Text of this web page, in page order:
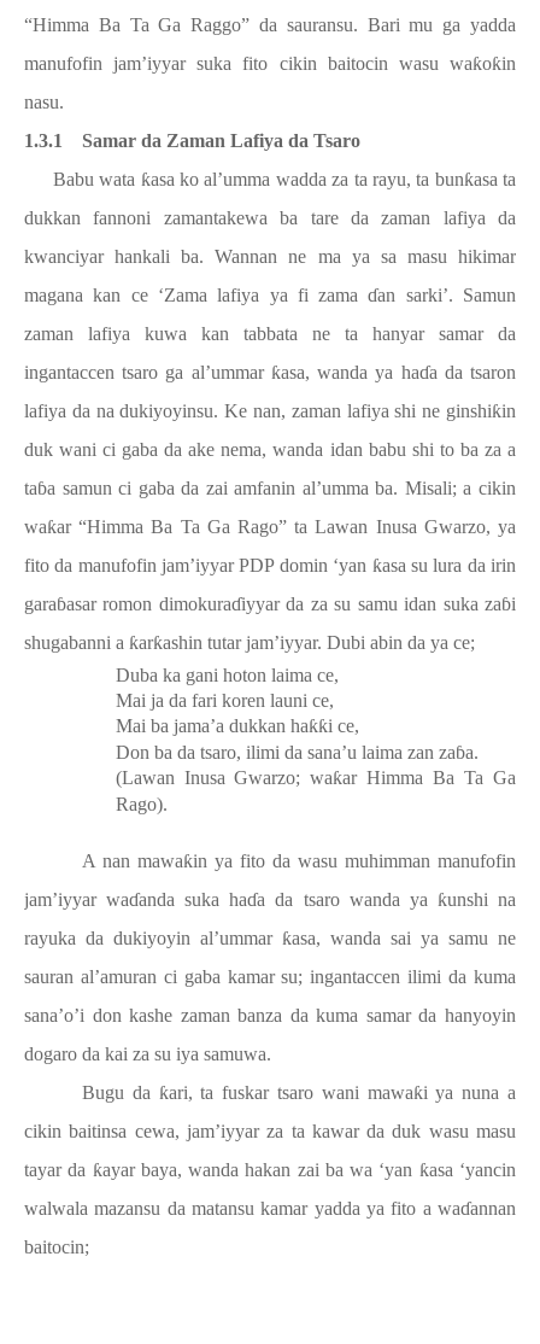
“Himma Ba Ta Ga Raggo” da sauransu. Bari mu ga yadda
manufofin jam’iyyar suka fito cikin baitocin wasu waƙoƙin
nasu.
1.3.1
Samar da Zaman Lafiya da Tsaro
Babu wata ƙasa ko al’umma wadda za ta rayu, ta bunƙasa ta
dukkan fannoni zamantakewa ba tare da zaman lafiya da
kwanciyar hankali ba. Wannan ne ma ya sa masu hikimar
magana kan ce ‘Zama lafiya ya fi zamaɗan sarki’. Samun
zaman lafiya kuwa kan tabbata ne ta hanyar samar da
ingantaccen tsaro ga al’ummar ƙasa, wanda ya haɗa da tsaron
lafiya da na dukiyoyinsu. Ke nan, zaman lafiya shi ne ginshiƙin
duk wani ci gaba da ake nema, wanda idan babu shi to ba za a
taɓa samun ci gaba da zai amfanin al’umma ba. Misali; a cikin
waƙar “Himma Ba Ta Ga Rago” ta Lawan Inusa Gwarzo, ya
fito da manufofin jam’iyyar PDP domin ‘yan ƙasa su lura da irin
garaɓasar romon dimokuraɗiyyar da za su samu idan suka zaɓi
shugabanni a ƙarƙashin tutar jam’iyyar. Dubi abin da ya ce;
Duba ka gani hoton laima ce,
Mai ja da fari koren launi ce,
Mai ba jama’a dukkan haƙƙi ce,
Don ba da tsaro, ilimi da sana’u laima zan zaɓa.
(Lawan Inusa Gwarzo; waƙar Himma Ba Ta Ga
Rago).
A nan mawaƙin ya fito da wasu muhimman manufofin
jam’iyyar waɗanda suka haɗa da tsaro wanda ya ƙunshi na
rayuka da dukiyoyin al’ummar ƙasa, wanda sai ya samu ne
sauran al’amuran ci gaba kamar su; ingantaccen ilimi da kuma
sana’o’i don kashe zaman banza da kuma samar da hanyoyin
dogaro da kai za su iya samuwa.
Bugu da ƙari, ta fuskar tsaro wani mawaƙi ya nuna a
cikin baitinsa cewa, jam’iyyar za ta kawar da duk wasu masu
tayar da ƙayar baya, wanda hakan zai ba wa ‘yan ƙasa ‘yancin
walwala mazansu da matansu kamar yadda ya fito a waɗannan
baitocin;